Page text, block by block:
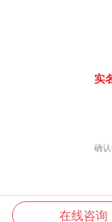
实
确
在线咨询